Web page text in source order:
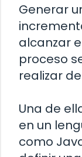
Generar
alcanzar
proceso
realizar
Una de
en un
como